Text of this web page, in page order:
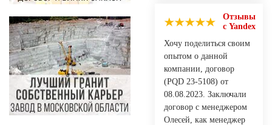
Отзывы
с Yandex
Хочу поделиться своим
опытом о данной
компании, договор
(PQD 23-5108) от
08.08.2023. Заключали
договор с менеджером
Олесей, как менеджер